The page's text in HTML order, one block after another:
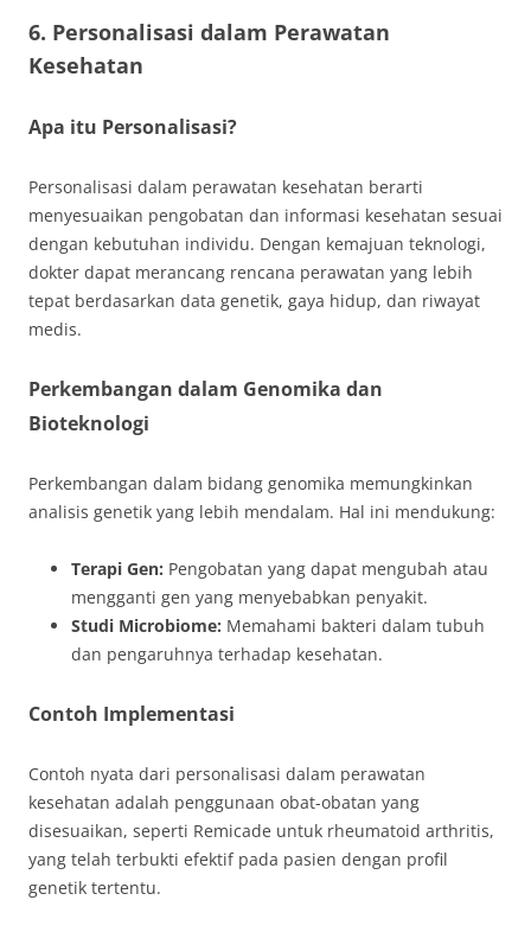
6. Personalisasi dalam Perawatan
Kesehatan
Apa itu Personalisasi?
Personalisasi dalam perawatan kesehatan berarti
menyesuaikan pengobatan dan informasi kesehatan sesuai
dengan kebutuhan individu. Dengan kemajuan teknologi,
dokter dapat merancang rencana perawatan yang lebih
tepat berdasarkan data genetik, gaya hidup, dan riwayat
medis.
Perkembangan dalam Genomika dan
Bioteknologi
Perkembangan dalam bidang genomika memungkinkan
analisis genetik yang lebih mendalam. Hal ini mendukung:
Terapi Gen: Pengobatan yang dapat mengubah atau
mengganti gen yang menyebabkan penyakit.
Studi Microbiome: Memahami bakteri dalam tubuh
dan pengaruhnya terhadap kesehatan.
Contoh Implementasi
Contoh nyata dari personalisasi dalam perawatan
kesehatan adalah penggunaan obat-obatan yang
disesuaikan, seperti Remicade untuk rheumatoid arthritis,
yang telah terbukti efektif pada pasien dengan profil
genetik tertentu.